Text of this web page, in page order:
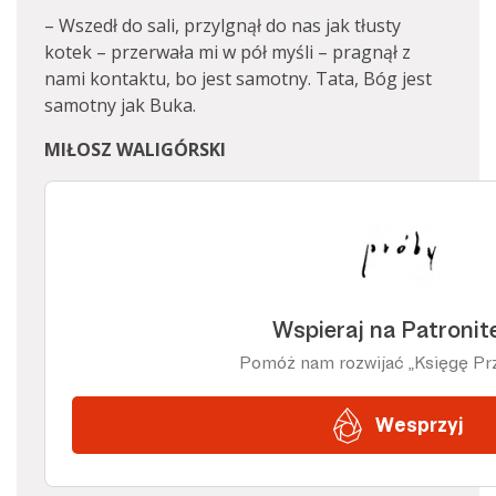
– Wszedł do sali, przylgnął do nas jak tłusty
kotek – przerwała mi w pół myśli – pragnął z
nami kontaktu, bo jest samotny. Tata, Bóg jest
samotny jak Buka.
MIŁOSZ WALIGÓRSKI